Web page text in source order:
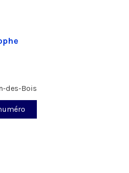
des-Bois